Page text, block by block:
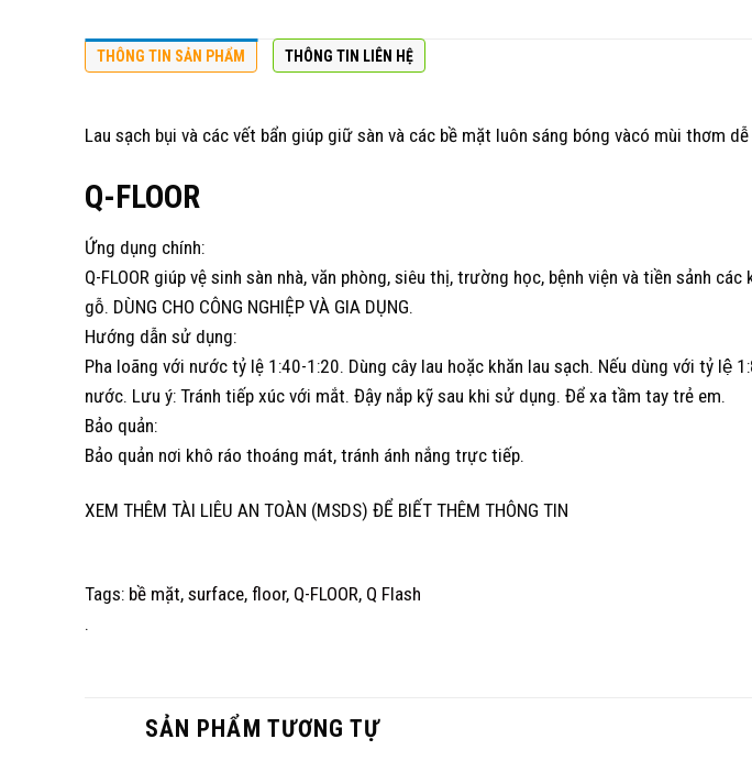
THÔNG TIN SẢN PHẨM THÔNG TIN LIÊN HỆ
Lau sạch bụi và các vết bẩn giúp giữ sàn và các bề mặt luôn sáng bóng vàcó mùi thơm
Q-FLOOR
Ứng dụng chính:
Q-FLOOR giúp vệ sinh sàn nhà, văn phòng, siêu thị, trường học, bệnh viện và tiền sảnh
gỗ. DÙNG CHO CÔNG NGHIỆP VÀ GIA DỤNG.
Hướng dẫn sử dụng:
Pha loãng với nước tỷ lệ 1:40-1:20. Dùng cây lau hoặc khăn lau sạch. Nếu dùng với tỷ
nước. Lưu ý: Tránh tiếp xúc với mắt. Đậy nắp kỹ sau khi sử dụng. Để xa tầm tay trẻ em.
Bảo quản:
Bảo quản nơi khô ráo thoáng mát, tránh ánh nắng trực tiếp.
XEM THÊM TÀI LIÊU AN TOÀN (MSDS) ĐỂ BIẾT THÊM THÔNG TIN
Tags: bề mặt, surface, floor, Q-FLOOR, Q Flash
.
SẢN PHẨM TƯƠNG TỰ